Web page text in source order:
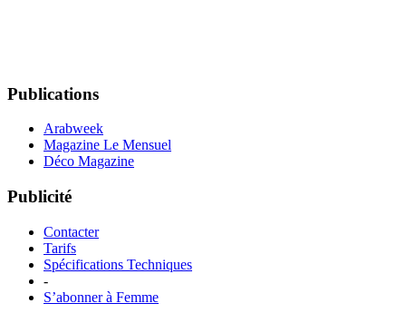
Publications
Arabweek
Magazine Le Mensuel
Déco Magazine
Publicité
Contacter
Tarifs
Spécifications Techniques
-
S’abonner à Femme